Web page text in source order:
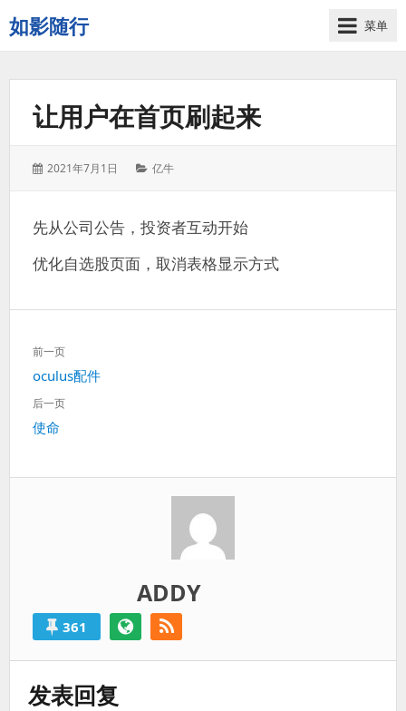
如影随行
如
果
的，
算
菜单
让用户在首页刷起来
发
2021年7月1日
分
亿牛
先从公司公告，投资者互动开始
优化自选股页面，取消表格显示方式
文
章
导
航
前一页
上
一
oculus配件
后一页
下
使命
ADDY
361
发表回复